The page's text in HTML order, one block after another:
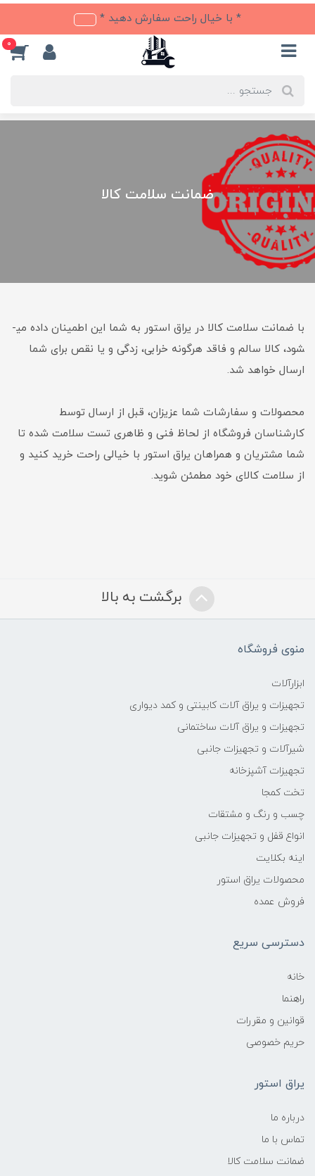
* با خیال راحت سفارش دهید *
0
ضمانت سلامت کالا
با ضمانت سلامت کالا در یراق استور به شما این اطمینان داده می­
شود، کالا سالم و فاقد هرگونه خرابی، زدگی و یا نقص برای شما
ارسال خواهد شد.
محصولات و سفارشات شما عزیزان، قبل از ارسال توسط
کارشناسان فروشگاه از لحاظ فنی و ظاهری تست سلامت شده تا
شما مشتریان و همراهان یراق استور با خیالی راحت خرید کنید و
از سلامت کالای خود مطمئن شوید.
برگشت به بالا
منوی فروشگاه
ابزارآلات
تجهیزات و یراق آلات کابینتی و کمد دیواری
تجهیزات و یراق آلات ساختمانی
شیرآلات و تجهیزات جانبی
تجهیزات آشپزخانه
تخت کمجا
چسب و رنگ و مشتقات
انواع قفل و تجهیزات جانبی
اینه بکلایت
محصولات یراق استور
فروش عمده
دسترسی سریع
خانه
راهنما
قوانین و مقررات
حریم خصوصی
یراق استور
درباره ما
تماس با ما
ضمانت سلامت کالا